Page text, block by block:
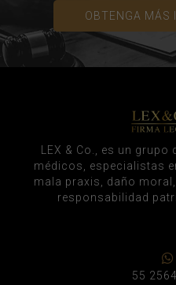
OBTENGA MÁS
LEX & Co., es un
médicos, especialistas
mala praxis, daño
responsabilidad
55